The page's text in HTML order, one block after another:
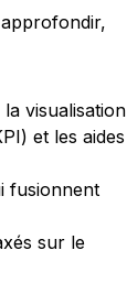
visualisation
et les aides
fusionnent
sur le